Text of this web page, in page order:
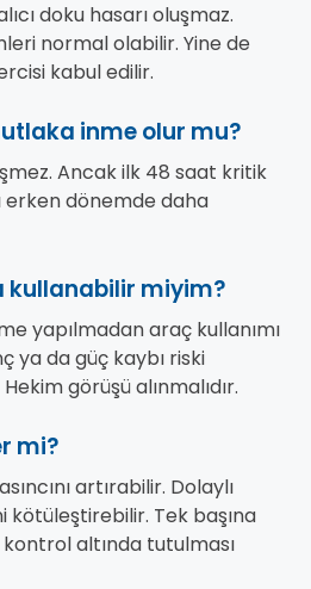
doku hasarı oluşmaz.
normal olabilir. Yine de
kabul edilir.
inme olur mu?
Ancak ilk 48 saat kritik
erken dönemde daha
kullanabilir miyim?
yapılmadan araç kullanımı
ya da güç kaybı riski
görüşü alınmalıdır.
mi?
artırabilir. Dolaylı
Tek başına
altında tutulması